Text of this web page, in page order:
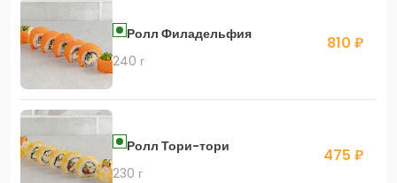
Ролл Филадельфия
240 г
810 ₽
Ролл Тори-тори
230 г
475 ₽